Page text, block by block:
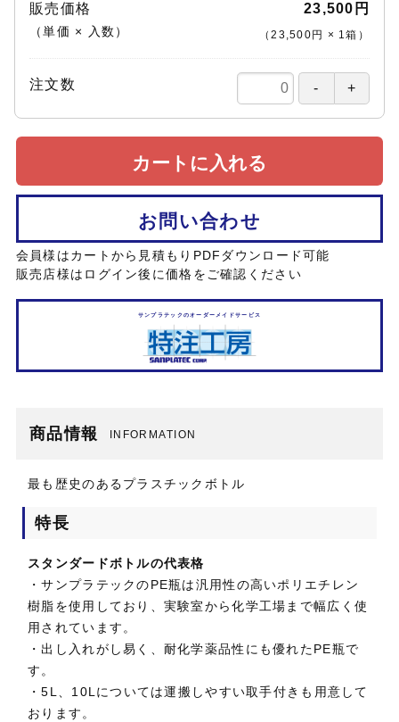
販売価格
（単価 × 入数）
23,500円
（23,500円 × 1箱 ）
注文数
サンプラテックのオーダーメイドサービス
お問い合わせ
カートに入れる
会員様はカートから見積もりPDFダウンロード可能
販売店様はログイン後に価格をご確認ください
商品情報 INFORMATION
最も歴史のあるプラスチックボトル
特長
スタンダードボトルの代表格
・サンプラテックのPE瓶は汎用性の高いポリエチレン
樹脂を使用しており、実験室から化学工場まで幅広く使
用されています。
・出し入れがし易く、耐化学薬品性にも優れたPE瓶で
す。
・5L、10Lについては運搬しやすい取手付きも用意して
おります。